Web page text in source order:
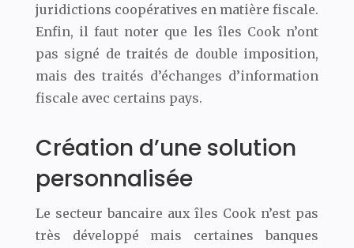
juridictions coopératives en matière fiscale.
Enfin, il faut noter que les îles Cook n’ont
pas signé de traités de double imposition,
mais des traités d’échanges d’information
fiscale avec certains pays.
Création d’une solution
personnalisée
Le secteur bancaire aux îles Cook n’est pas
très développé mais certaines banques